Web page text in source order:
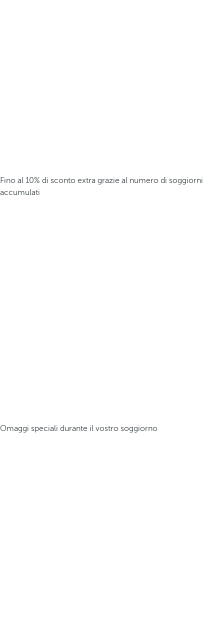
Fino al 10% di sconto extra grazie al numero di soggiorni
accumulati
Omaggi speciali durante il vostro soggiorno